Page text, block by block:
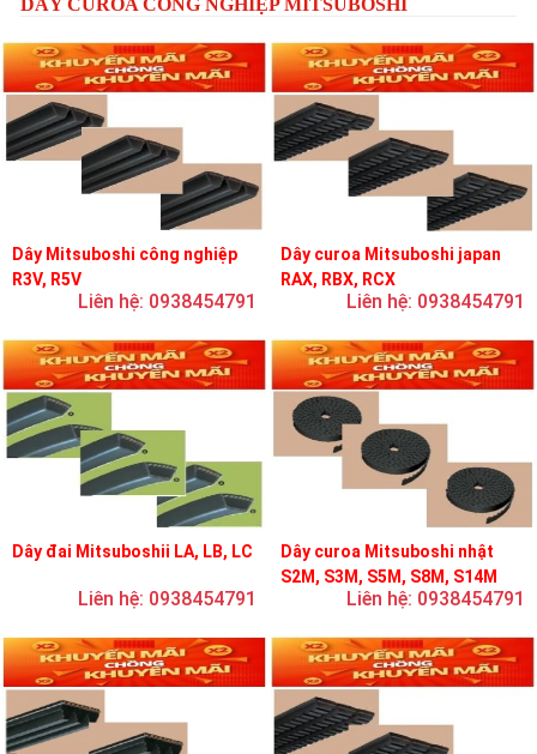
DÂY CUROA CÔNG NGHIỆP MITSUBOSHI
Dây Mitsuboshi công nghiệp
R3V, R5V
Liên hệ: 0938454791
Dây curoa Mitsuboshi japan
RAX, RBX, RCX
Liên hệ: 0938454791
Dây đai Mitsuboshii LA, LB, LC
Liên hệ: 0938454791
Dây curoa Mitsuboshi nhật
S2M, S3M, S5M, S8M, S14M
Liên hệ: 0938454791